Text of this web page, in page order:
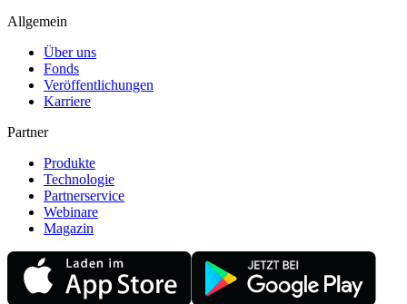
Allgemein
Über uns
Fonds
Veröffentlichungen
Karriere
Partner
Produkte
Technologie
Partnerservice
Webinare
Magazin